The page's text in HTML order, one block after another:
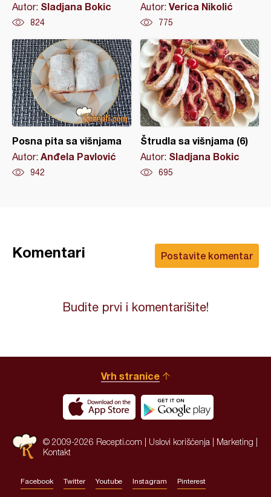
Autor: Sladjana Bokic
824
Autor: Verica Nikolić
775
Posna pita sa višnjama
Autor: Anđela Pavlović
942
Štrudla sa višnjama (6)
Autor: Sladjana Bokic
695
Postavite komentar
Komentari
Budite prvi i komentarišite!
Vrh stranice
© 2009-2026 Recepti.com | Uslovi korišćenja Marketing
Kontakt
Facebook Twitter Youtube Instagram Pinterest